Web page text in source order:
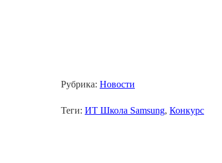
Рубрика: Новости
Теги: ИТ Школа Samsung, Конкурс